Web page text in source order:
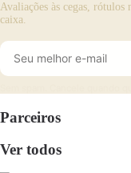
Avaliações às cegas,
caixa.
Parceiros
Ver todos